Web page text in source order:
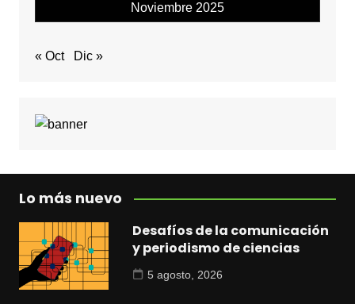
Noviembre 2025
« Oct Dic »
Lo más nuevo
Desafíos de la comunicación
y periodismo de ciencias
5 agosto, 2026